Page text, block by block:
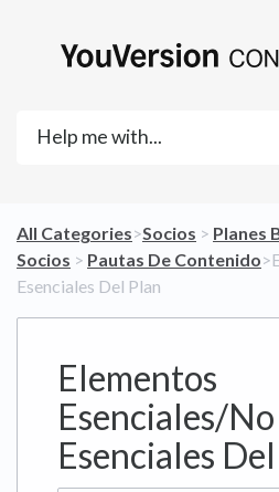
All Categories​>​​Socios ​ > ​ ​Planes
Socios ​ > ​ ​Pautas De Contenido​>​
Esenciales Del Plan
Elementos
Esenciales/No
Esenciales